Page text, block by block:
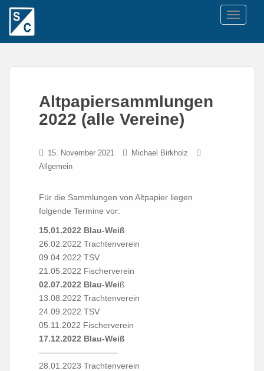
Altpapiersammlungen
2022 (alle Vereine)
15. November 2021
Michael Birkholz
Allgemein
Für die Sammlungen von Altpapier liegen
folgende Termine vor:
15.01.2022 Blau-Weiß
26.02.2022 Trachtenverein
09.04.2022 TSV
21.05.2022 Fischerverein
02.07.2022 Blau-Weiß
13.08.2022 Trachtenverein
24.09.2022 TSV
05.11.2022 Fischerverein
17.12.2022 Blau-Weiß
—————————–
28.01.2023 Trachtenverein